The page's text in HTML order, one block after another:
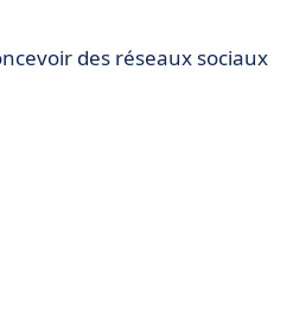
des réseaux sociaux